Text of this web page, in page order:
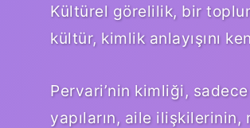
Kültürel görelilik, bir
kültür, kimlik anlayışını
Pervari’nin kimliği,
yapıların, aile